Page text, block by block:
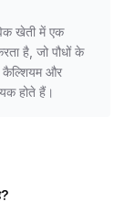
खेती में एक
है, जो पौधों के
कैल्शियम और
होते हैं।